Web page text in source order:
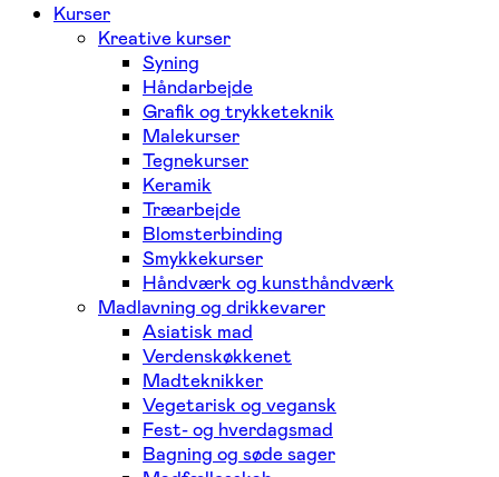
Kurser
Kreative kurser
Syning
Håndarbejde
Grafik og trykketeknik
Malekurser
Tegnekurser
Keramik
Træarbejde
Blomsterbinding
Smykkekurser
Håndværk og kunsthåndværk
Madlavning og drikkevarer
Asiatisk mad
Verdenskøkkenet
Madteknikker
Vegetarisk og vegansk
Fest- og hverdagsmad
Bagning og søde sager